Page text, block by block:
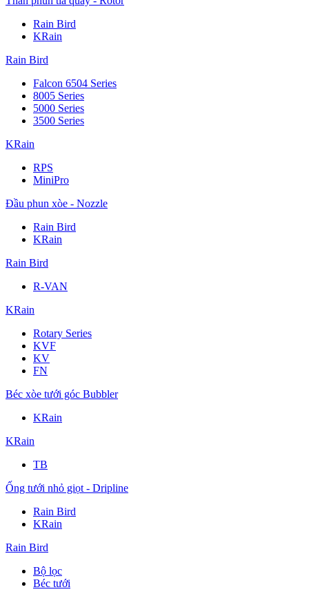
Rain Bird
KRain
Rain Bird
Falcon 6504 Series
8005 Series
5000 Series
3500 Series
KRain
RPS
MiniPro
Đầu phun xòe - Nozzle
Rain Bird
KRain
Rain Bird
R-VAN
KRain
Rotary Series
KVF
KV
FN
Béc xòe tưới góc Bubbler
KRain
KRain
TB
Ống tưới nhỏ giọt - Dripline
Rain Bird
KRain
Rain Bird
Bộ lọc
Béc tưới